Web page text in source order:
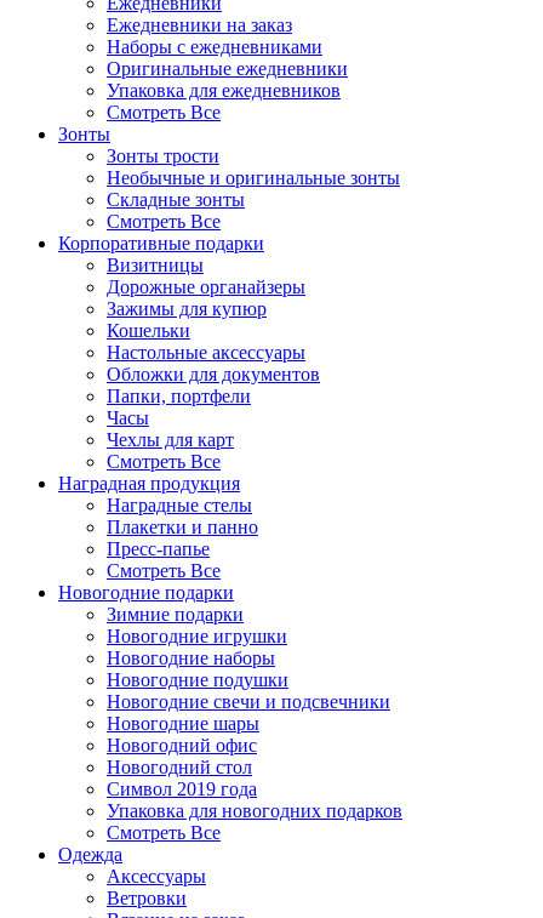
Ежедневники на заказ
Наборы с ежедневниками
Оригинальные ежедневники
Упаковка для ежедневников
Смотреть Все
Зонты
Зонты трости
Необычные и оригинальные зонты
Складные зонты
Смотреть Все
Корпоративные подарки
Визитницы
Дорожные органайзеры
Зажимы для купюр
Кошельки
Настольные аксессуары
Обложки для документов
Папки, портфели
Часы
Чехлы для карт
Смотреть Все
Наградная продукция
Наградные стелы
Плакетки и панно
Пресс-папье
Смотреть Все
Новогодние подарки
Зимние подарки
Новогодние игрушки
Новогодние наборы
Новогодние подушки
Новогодние свечи и подсвечники
Новогодние шары
Новогодний офис
Новогодний стол
Символ 2019 года
Упаковка для новогодних подарков
Смотреть Все
Одежда
Аксессуары
Ветровки